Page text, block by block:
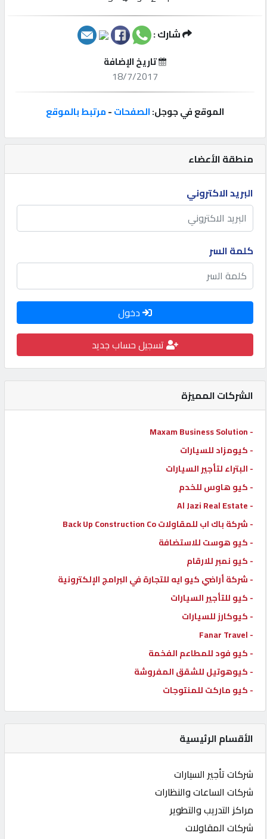
إعلانات
المنتدى
كيو
مزاد
كيو
نمبر
كيو
كارز
كيو
ماركت
الدليل
القطري
POWERED
QHOST
منطقة الأعضاء
البريد الاكتروني
كلمة السر
دخول
تسجيل حساب جديد
الشركات المميزة
- Maxam Business Solution
- كيومزاد للسيارات
- البتراء لتأجير السيارات
- كيو هاوس للخدم
- Al Jazi Real Estate
- شركة باك اب للمقاولات Back Up Construction Co
- كيو هوست للاستضافة
- كيو نمبر للارقام
- شركة أراضي كيو ايه للتجارة في البرامج الإلكترونية
- كيو للتأجير السيارات
- كيوكارز للسيارات
- Fanar Travel
- كيو فود للمطاعم الفخمة
- كيوهوتيل للشقق المفروشة
- كيو ماركت للمنتوجات
الأقسام الرئيسية
شركات تأجير السيارات
شركات الساعات والنظارات
مراكز التدريب والتطوير
شركات المقاولات
شارك :
تاريخ الإضافة
18/7/2017
الموقع في جوجل:الصفحات-مرتبط بالموقع